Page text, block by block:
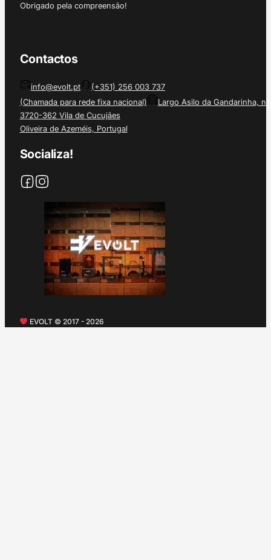
Obrigado pela compreensão!
Contactos
info@evolt.pt
(+351) 256 003 737
(Chamada para rede fixa nacional)
Largo Asilo da Gandarinha, nº
3720-362 Vila de Cucujães
Oliveira de Azeméis, Portugal
Socializa!
EVOLT © 2017 - 2026